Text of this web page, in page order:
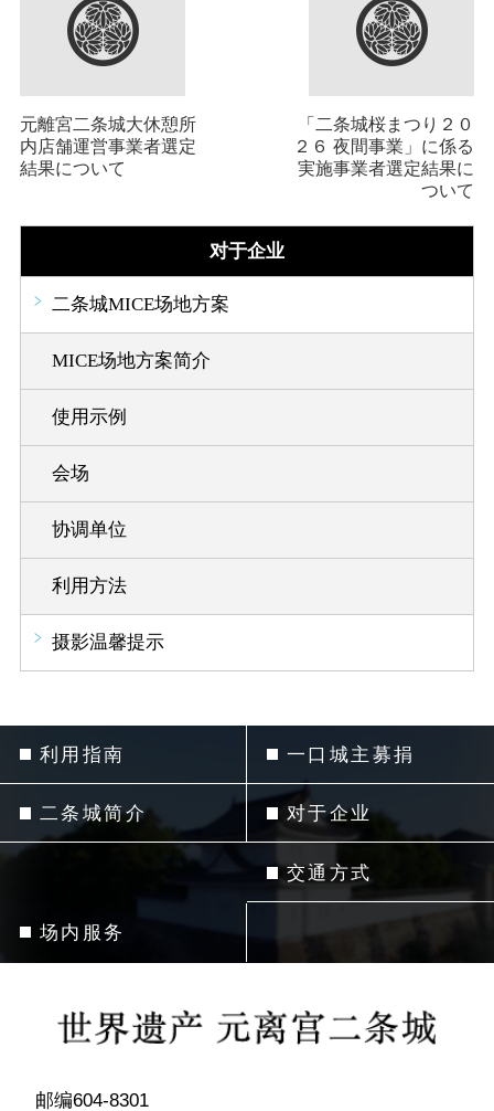
元離宮二条城大休憩所
内店舗運営事業者選定
結果について
「二条城桜まつり２０
２６ 夜間事業」に係る
実施事業者選定結果に
ついて
对于企业
二条城MICE场地方案
MICE场地方案简介
使用示例
会场
协调单位
利用方法
摄影温馨提示
利用指南
二条城简介
场内服务
一口城主募捐
对于企业
交通方式
邮编604-8301